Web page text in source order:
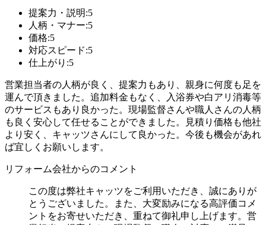
提案力・説明:5
人柄・マナー:5
価格:5
対応スピード:5
仕上がり:5
営業担当者の人柄が良く、提案力もあり、親身に何度も足を
運んで頂きました。追加料金もなく、入浴券や白アリ消毒等
のサービスもあり良かった。現場監督さんや職人さんの人柄
も良く安心して任せることができました。見積り価格も他社
より安く、キャッツさんにして良かった。今後も機会があれ
ば宜しくお願いします。
リフォーム会社からのコメント
この度は弊社キャッツをご利用いただき、誠にありが
とうございました。また、大変励みになる高評価コメ
ントをお寄せいただき、重ねて御礼申し上げます。営